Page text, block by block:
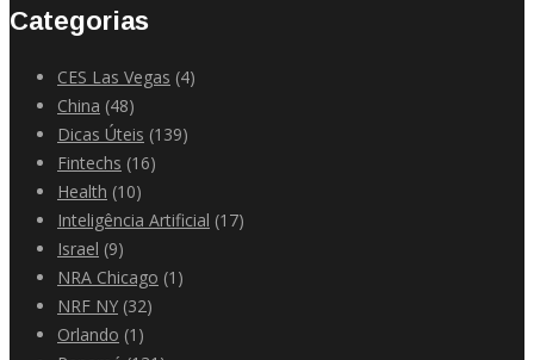
Categorias
CES Las Vegas (4)
China (48)
Dicas Úteis (139)
Fintechs (16)
Health (10)
Inteligência Artificial (17)
Israel (9)
NRA Chicago (1)
NRF NY (32)
Orlando (1)